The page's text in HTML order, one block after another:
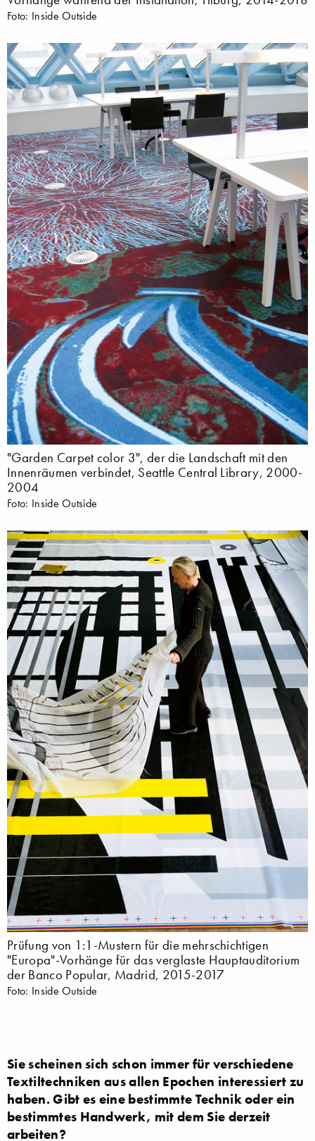
Foto: Inside Outside
"Garden Carpet color 3", der die Landschaft mit den
Innenräumen verbindet, Seattle Central Library, 2000-
2004
Foto: Inside Outside
Prüfung von 1:1-Mustern für die mehrschichtigen
"Europa"-Vorhänge für das verglaste Hauptauditorium
der Banco Popular, Madrid, 2015-2017
Foto: Inside Outside
Sie scheinen sich schon immer für verschiedene
Textiltechniken aus allen Epochen interessiert zu
haben. Gibt es eine bestimmte Technik oder ein
bestimmtes Handwerk, mit dem Sie derzeit
arbeiten?